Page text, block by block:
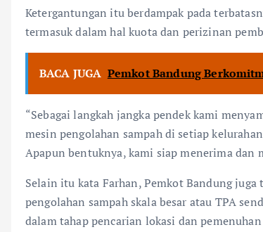
Ketergantungan itu berdampak pada
termasuk dalam hal kuota dan perizinan
BACA JUGA Pemkot Bandung
“Sebagai langkah jangka pendek kami
mesin pengolahan sampah di setiap
Apapun bentuknya, kami siap menerima dan
Selain itu kata Farhan, Pemkot Bandung
pengolahan sampah skala besar atau TPA
dalam tahap pencarian lokasi dan